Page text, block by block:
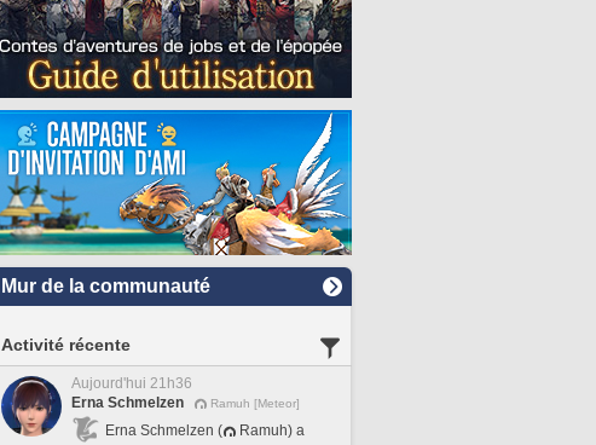
Mur de la communauté
Activité récente
Aujourd'hui 21h36
Erna Schmelzen
Ramuh [Meteor]
Erna Schmelzen (
Ramuh) a